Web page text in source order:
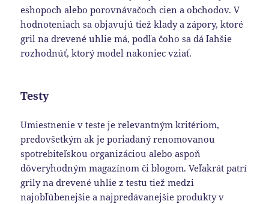
eshopoch alebo porovnávačoch cien a obchodov. V
hodnoteniach sa objavujú tiež klady a zápory, ktoré
gril na drevené uhlie má, podľa čoho sa dá ľahšie
rozhodnúť, ktorý model nakoniec vziať.
Testy
Umiestnenie v teste je relevantným kritériom,
predovšetkým ak je poriadaný renomovanou
spotrebiteľskou organizáciou alebo aspoň
dôveryhodným magazínom či blogom. Veľakrát patrí
grily na drevené uhlie z testu tiež medzi
najobľúbenejšie a najpredávanejšie produkty v